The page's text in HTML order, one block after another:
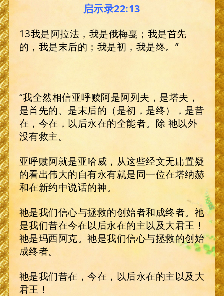
启示录22:13
13我是阿拉法，我是俄梅戛；我是首先
的，我是末后的；我是初，我是终。”
“我全然相信亚呼赎阿是阿列夫，是塔夫，
是首先的、是末后的（是初，是终），是昔
在，今在，以后永在的全能者。除 祂以外
没有救主。
亚呼赎阿就是亚哈威，从这些经文无庸置疑
的看出伟大的自有永有就是同一位在塔纳赫
和在新约中说话的神。
祂是我们信心与拯救的创始者和成终者。祂
是我们昔在今在以后永在的主以及大君王！
祂是玛西阿克。祂是我们信心与拯救的创始
成终者。
祂是我们昔在，今在，以后永在的主以及大
君王！